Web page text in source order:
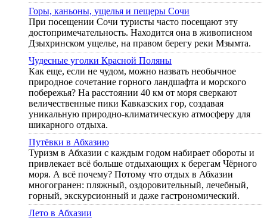
Горы, каньоны, ущелья и пещеры Сочи
При посещении Сочи туристы часто посещают эту
достопримечательность. Находится она в живописном
Дзыхринском ущелье, на правом берегу реки Мзымта.
Чудесные уголки Красной Поляны
Как еще, если не чудом, можно назвать необычное
природное сочетание горного ландшафта и морского
побережья? На расстоянии 40 км от моря сверкают
величественные пики Кавказских гор, создавая
уникальную природно-климатическую атмосферу для
шикарного отдыха.
Путёвки в Абхазию
Туризм в Абхазии с каждым годом набирает обороты и
привлекает всё больше отдыхающих к берегам Чёрного
моря. А всё почему? Потому что отдых в Абхазии
многогранен: пляжный, оздоровительный, лечебный,
горный, экскурсионный и даже гастрономический.
Лето в Абхазии